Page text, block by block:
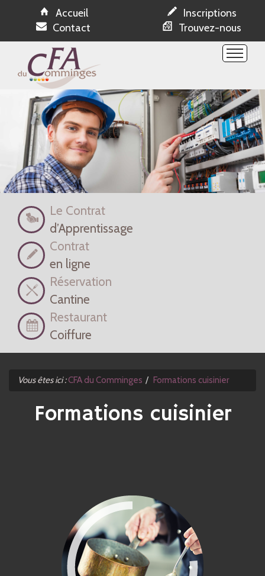
Accueil
Inscriptions
Contact
Trouvez-nous
Etablissement
Formations
Espace NetYparéo
Ressources
Evénements
Offres apprentissage
Réservations
Le Contrat
d’Apprentissage
Contrat
en ligne
Réservation
Cantine
Restaurant
Coiffure
Vous êtes ici :CFA du Comminges Formations cuisinier
Formations cuisinier